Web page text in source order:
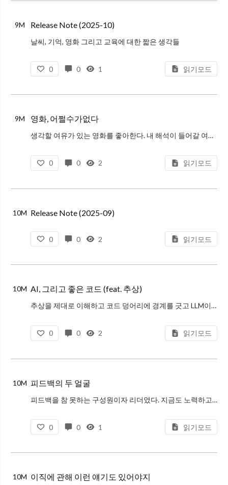
9M Release Note (2025-10)
날씨, 기억, 영화 그리고 교육에 대한 짧은 생각들
0 0 1 읽기모드
9M 영화, 어쩔수가없다
생각할 여유가 있는 영화를 좋아한다. 내 해석이 들어갈 여지가 있는 영화. 애매모호한 결말을 좋아하는 것 같기도 한데, 어쩔수가없다 영화도 크레딧이 올라갈 때 여러 가지 생각을 하게 만들었다. 영화 제목처럼 과연 어쩔 수가 없는
0 0 2 읽기모드
10M Release Note (2025-09)
0 0 2 읽기모드
10M AI, 그리고 좋은 코드 (feat. 추상)
추상을 제대로 이해하고 코드 덩어리에 경계를 긋고 LLM이 생성되는 코드를 정확히 이해한다면 빠르게 좋은 코드를 만들 수 있는 시대가 되었다. 코드가 생성되는 시간이 그 코드가 어떤 논리로 생성되는지 잘 살펴봐야 한다. 잘못된 부
0 0 2 읽기모드
10M 피드백의 두 얼굴
피드백을 참 못하는 구성원이자 리더였다. 지금도 노력하고 있다. 그렇기에 피드백에 대한 책도 읽고 따로 공부도 하며 피드백에 대한 피드백을 받곤 했다. 피드백을 잘한다고 생각하는 사람에게 도움을 요청하기도 했다. 그러면서 피드백
0 0 1 읽기모드
10M 이직에 관해 이런 얘기도 있어야지